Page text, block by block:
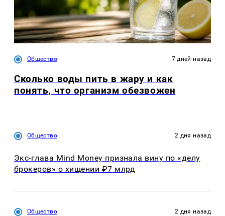
Общество 7 дней назад
Сколько воды пить в жару и как
понять, что организм обезвожен
Общество 2 дня назад
Экс-глава Mind Money признала вину по «делу
брокеров» о хищении ₽7 млрд
Общество 2 дня назад